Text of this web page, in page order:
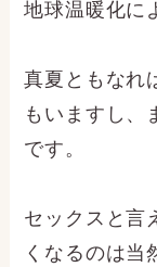
地球温暖化に
真夏ともなれ
もいますし、
です。
セックスと言
くなるのは当